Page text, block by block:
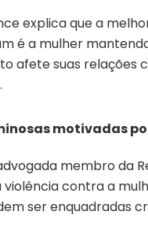
explica que a
é a mulher
afete suas relações
motivadas
membro da
contra a
ser enquadradas